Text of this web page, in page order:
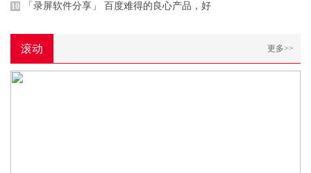
10 「录屏软件分享」 百度难得的良心产品，好
滚动 更多>>